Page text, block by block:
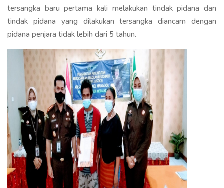
tersangka baru pertama kali melakukan tindak pidana dan
tindak pidana yang dilakukan tersangka diancam dengan
pidana penjara tidak lebih dari 5 tahun.